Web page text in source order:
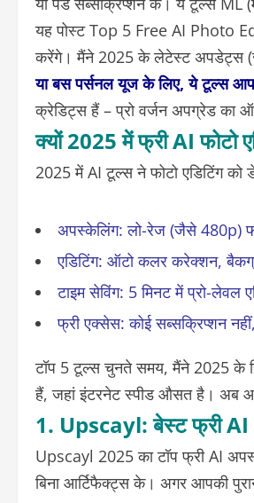
यह पोस्ट Top 5 Free AI Photo
करेंगे। मैंने 2025 के लेटेस्ट अपडेट्स
या बस पर्सनल यूज के लिए, ये टूल्स
क्रेडिट्स हैं – प्रो वर्जन अपग्रेड का
क्यों 2025 में फ्री AI फोटो
2025 में AI टूल्स ने फोटो एडिटिंग
अपस्केलिंग: लो-रेज (जैसे 480p)
एडिटिंग: ऑटो कलर करेक्शन,
टाइम सेविंग: 5 मिनट में प्रो-लेवल
फ्री एक्सेस: कोई सब्सक्रिप्शन
टॉप 5 टूल्स चुनते समय, मैंने 2025 के
हैं, जहां इंटरनेट स्पीड औसत है। अब
1. Upscayl: बेस्ट फ्री AI
Upscayl 2025 का टॉप फ्री AI
बिना आर्टिफैक्ट्स के। अगर आपकी